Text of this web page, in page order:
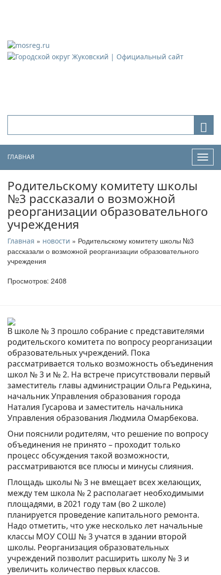
ГЛАВНАЯ
Родительскому комитету школы
№3 рассказали о возможной
реорганизации образовательного
учреждения
Главная » новости » Родительскому комитету школы №3
рассказали о возможной реорганизации образовательного
учреждения
Просмотров: 2408
В школе № 3 прошло собрание с представителями
родительского комитета по вопросу реорганизации
образовательных учреждений. Пока
рассматривается только возможность объединения
школ № 3 и № 2. На встрече присутствовали первый
заместитель главы администрации Ольга Редькина,
начальник Управления образования города
Наталия Гусарова и заместитель начальника
Управления образования Людмила Омарбекова.
Они пояснили родителям, что решение по вопросу
объединения не принято – проходит только
процесс обсуждения такой возможности,
рассматриваются все плюсы и минусы слияния.
Площадь школы № 3 не вмещает всех желающих,
между тем школа № 2 располагает необходимыми
площадями, в 2021 году там (во 2 школе)
планируется проведение капитального ремонта.
Надо отметить, что уже несколько лет начальные
классы МОУ СОШ № 3 учатся в здании второй
школы. Реорганизация образовательных
учреждений позволит расширить школу № 3 и
увеличить количество первых классов.